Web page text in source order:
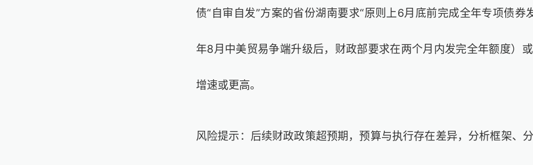
债“自审自发”方案的省份湖南要求“原则上6月底前完成全年专项债券
年8月中美贸易争端升级后，财政部要求在两个月内发完全年额度）
增速或更高。
风险提示： 后续财政政策超预期，预算与执行存在差异，分析框架、